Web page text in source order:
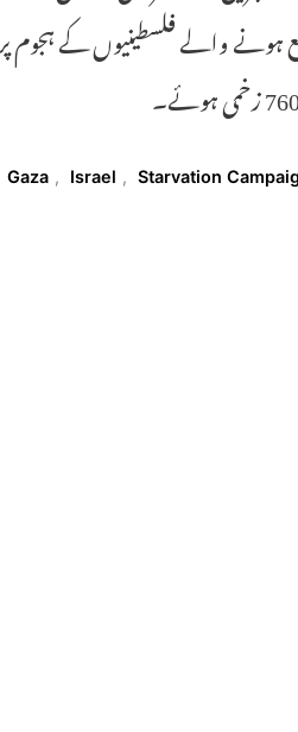
والے فلسطینیوں کے ہجوم
Gaza , Israel , Starvation